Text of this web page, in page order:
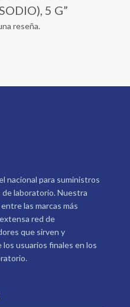
5 G”
reseña.
nacional para suministros
laboratorio. Nuestra
las marcas más
red de
que sirven y
usuarios finales en los